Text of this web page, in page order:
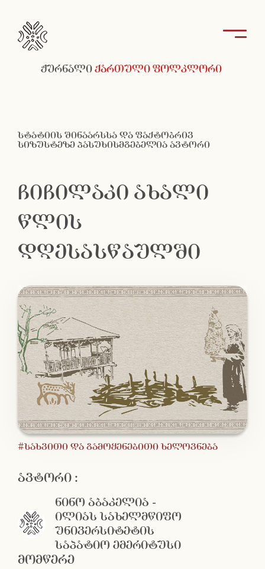
ჟურნალიქართული ფოლკლორი
სტატიის შინაარსსა და ფაქტობრივ
სიზუსტეზე პასუხისმგებელია ავტორი
ჩიჩილაკი ახალი
წლის
დღესასწაულში
#სახვითი და გამოყენებითი ხელოვნება
ავტორი :
ნინო აბაკელია -
ილიას სახელმწიფო
უნივერსიტეტის
საპატიო ემერიტუსი
მომწერე